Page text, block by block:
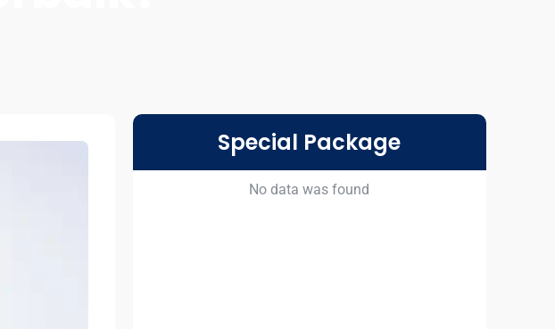
Special Package
No data was found